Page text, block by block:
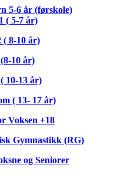
5-6 år (førskole)
( 5-7 år)
8-10 år)
10 år)
10-13 år)
( 13- 17 år)
Voksen +18
Gymnastikk (RG)
og Seniorer